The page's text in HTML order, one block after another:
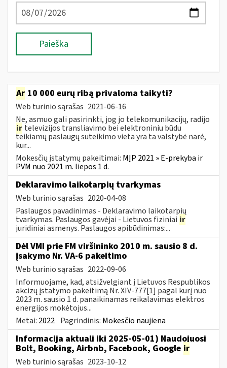
Paieška
Ar 10 000 eurų ribą privaloma taikyti?
Web turinio sąrašas 2021-06-16
Ne, asmuo gali pasirinkti, jog jo telekomunikacijų, radijo
ir televizijos transliavimo bei elektroniniu būdu
teikiamų paslaugų suteikimo vieta yra ta valstybė narė,
kur...
Mokesčių įstatymų pakeitimai: MĮP 2021 » E-prekyba ir
PVM nuo 2021 m. liepos 1 d.
Deklaravimo laikotarpių tvarkymas
Web turinio sąrašas 2020-04-08
Paslaugos pavadinimas - Deklaravimo laikotarpių
tvarkymas. Paslaugos gavėjai - Lietuvos fiziniai ir
juridiniai asmenys. Paslaugos apibūdinimas:...
Dėl VMI prie FM viršininko 2010 m. sausio 8 d.
įsakymo Nr. VA-6 pakeitimo
Web turinio sąrašas 2022-09-06
Informuojame, kad, atsižvelgiant į Lietuvos Respublikos
akcizų įstatymo pakeitimą Nr. XIV-777[1] pagal kurį nuo
2023 m. sausio 1 d. panaikinamas reikalavimas elektros
energijos mokėtojus...
Metai: 2022 Pagrindinis: Mokesčio naujiena
Informacija aktuali iki 2025-05-01) Naudojuosi
Bolt, Booking, Airbnb, Facebook, Google ir
Web turinio sąrašas 2023-10-12